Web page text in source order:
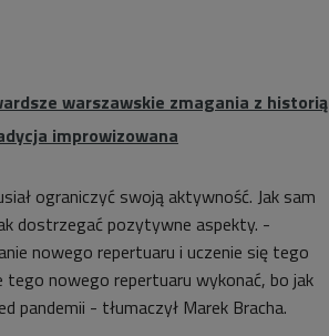
warszawskie zmagania z historią
improwizowana
ograniczyć swoją aktywność. Jak sam
dostrzegać pozytywne aspekty. -
nowego repertuaru i uczenie się tego
tego nowego repertuaru wykonać, bo jak
pandemii - tłumaczył Marek Bracha.